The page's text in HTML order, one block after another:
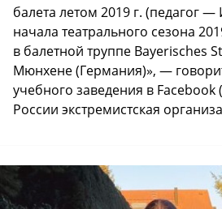
балета летом 2019 г. (педагог
начала театрального сезона
в балетной труппе Bayerisches
Мюнхене (Германия)», —
учебного заведения в
России экстремистская